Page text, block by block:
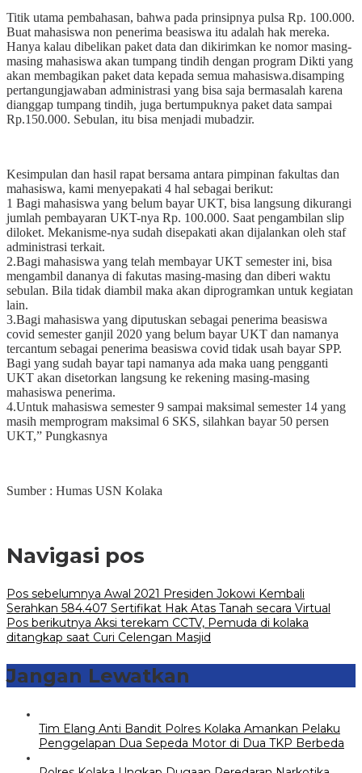
Titik utama pembahasan, bahwa pada prinsipnya pulsa Rp. 100.000.
Buat mahasiswa non penerima beasiswa itu adalah hak mereka.
Hanya kalau dibelikan paket data dan dikirimkan ke nomor masing-
masing mahasiswa akan tumpang tindih dengan program Dikti yang
akan membagikan paket data kepada semua mahasiswa.disamping
pertangungjawaban administrasi yang bisa saja bermasalah karena
dianggap tumpang tindih, juga bertumpuknya paket data sampai
Rp.150.000. Sebulan, itu bisa menjadi mubadzir.
Kesimpulan dan hasil rapat bersama antara pimpinan fakultas dan
mahasiswa, kami menyepakati 4 hal sebagai berikut:
1 Bagi mahasiswa yang belum bayar UKT, bisa langsung dikurangi
jumlah pembayaran UKT-nya Rp. 100.000. Saat pengambilan slip
diloket. Mekanisme-nya sudah disepakati akan dijalankan oleh staf
administrasi terkait.
2.Bagi mahasiswa yang telah membayar UKT semester ini, bisa
mengambil dananya di fakutas masing-masing dan diberi waktu
sebulan. Bila tidak diambil maka akan diprogramkan untuk kegiatan
lain.
3.Bagi mahasiswa yang diputuskan sebagai penerima beasiswa
covid semester ganjil 2020 yang belum bayar UKT dan namanya
tercantum sebagai penerima beasiswa covid tidak usah bayar SPP.
Bagi yang sudah bayar tapi namanya ada maka uang pengganti
UKT akan disetorkan langsung ke rekening masing-masing
mahasiswa penerima.
4.Untuk mahasiswa semester 9 sampai maksimal semester 14 yang
masih memprogram maksimal 6 SKS, silahkan bayar 50 persen
UKT,” Pungkasnya
Sumber : Humas USN Kolaka
Navigasi pos
Pos sebelumnya Awal 2021 Presiden Jokowi Kembali
Serahkan 584.407 Sertifikat Hak Atas Tanah secara Virtual
Pos berikutnya Aksi terekam CCTV, Pemuda di kolaka
ditangkap saat Curi Celengan Masjid
Jangan Lewatkan
Tim Elang Anti Bandit Polres Kolaka Amankan Pelaku
Penggelapan Dua Sepeda Motor di Dua TKP Berbeda